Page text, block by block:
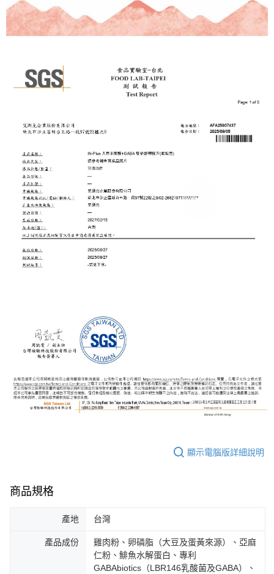
顯示電腦版詳細說明
商品規格
產地 台灣
產品成份
雞肉粉、卵磷脂（大豆及蛋黃來源）、亞麻
仁粉、鯡魚水解蛋白、專利
GABAbiotics（LBR146乳酸菌及GABA）、